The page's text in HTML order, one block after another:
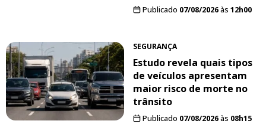
Publicado 07/08/2026às 12h00
SEGURANÇA
Estudo revela quais tipos
de veículos apresentam
maior risco de morte no
trânsito
Publicado 07/08/2026às 08h15